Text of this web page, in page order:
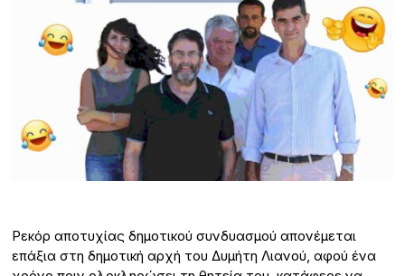
Ρεκόρ αποτυχίας δημοτικού συνδυασμού απονέμεται
επάξια στη δημοτική αρχή του Δυμήτη Λιανού, αφού ένα